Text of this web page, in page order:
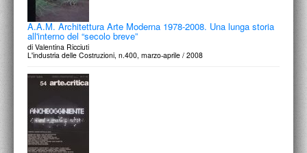
A.A.M. Architettura Arte Moderna 1978-2008. Una lunga storia
all'interno del “secolo breve”
di Valentina Ricciuti
L'industria delle Costruzioni, n.400, marzo-aprile / 2008